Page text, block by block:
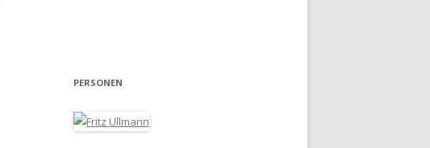
PERSONEN